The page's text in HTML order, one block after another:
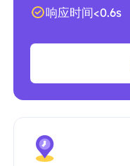
响应时间<0.6s